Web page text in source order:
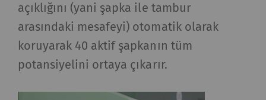
açıklığını (yani şapka ile tambur
arasındaki mesafeyi) otomatik olarak
koruyarak 40 aktif şapkanın tüm
potansiyelini ortaya çıkarır.